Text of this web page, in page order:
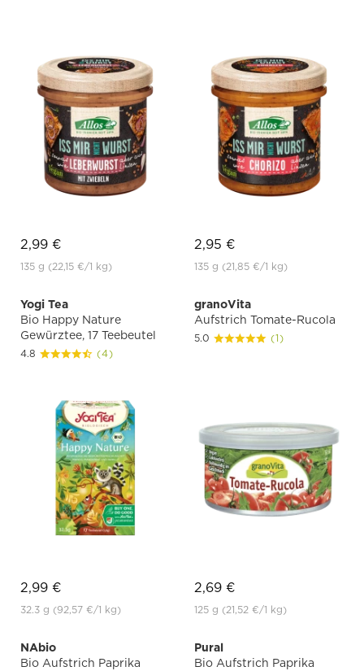
2,99 €
135 g (22,15 €/1 kg)
2,95 €
135 g (21,85 €/1 kg)
Yogi Tea
Bio Happy Nature
Gewürztee, 17 Teebeutel
4.8 (4)
2,99 €
32.3 g (92,57 €/1 kg)
granoVita
Aufstrich Tomate-Rucola
5.0 (1)
2,69 €
125 g (21,52 €/1 kg)
NAbio
Bio Aufstrich Paprika
Pural
Bio Aufstrich Paprika